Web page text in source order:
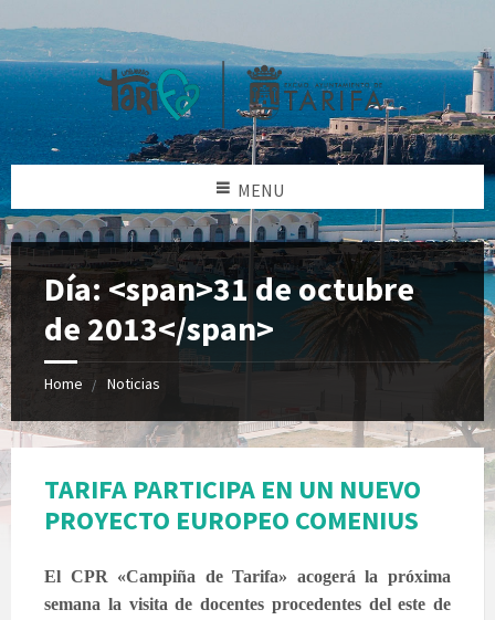
MENU
Día: <span>31 de octubre
de 2013</span>
Home Noticias
TARIFA PARTICIPA EN UN NUEVO
PROYECTO EUROPEO COMENIUS
El CPR «Campiña de Tarifa» acogerá la próxima
semana la visita de docentes procedentes del este de